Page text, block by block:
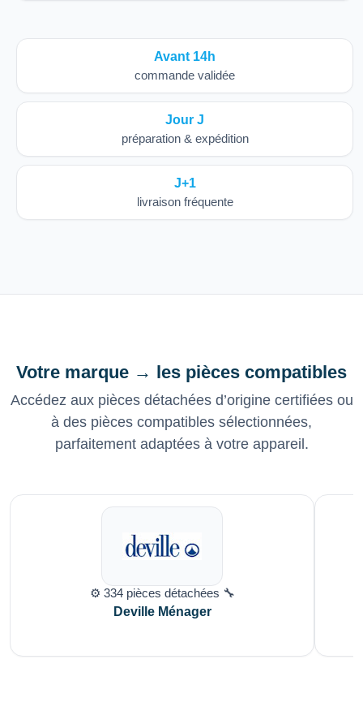
Avant 14h
commande validée
Jour J
préparation & expédition
J+1
livraison fréquente
Votre marque → les pièces compatibles
Accédez aux pièces détachées d’origine certifiées ou
à des pièces compatibles sélectionnées,
parfaitement adaptées à votre appareil.
⚙️ 334 pièces détachées 🔧
Deville Ménager